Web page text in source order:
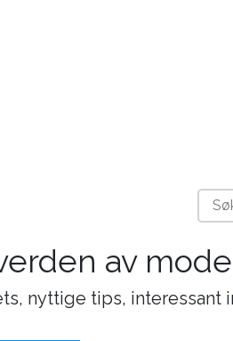
av
nyttige tips, interessant